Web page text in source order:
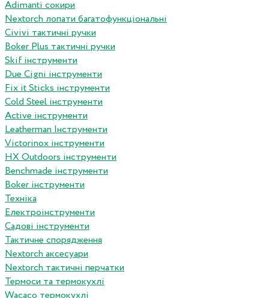
Adimanti сокири
Nextorch лопати багатофункціональні
Сivivi тактичні ручки
Boker Plus тактичні ручки
Skif інструменти
Due Cigni інструменти
Fix it Sticks інструменти
Сold Steel інструменти
Active інструменти
Leatherman Інструменти
Victorinox інструменти
HX Outdoors інструменти
Benchmade інструменти
Boker інструменти
Техніка
Електроінструменти
Садові інструменти
Тактичне спорядження
Nextorch аксесуари
Nextorch тактичні перчатки
Термоси та термокухлі